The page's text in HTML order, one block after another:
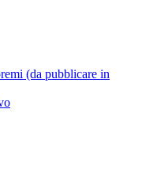
(da pubblicare in